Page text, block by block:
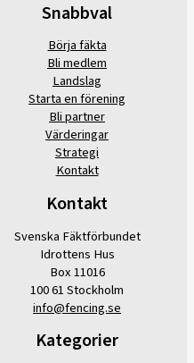
Snabbval
Börja fäkta
Bli medlem
Landslag
Starta en förening
Bli partner
Värderingar
Strategi
Kontakt
Kontakt
Svenska Fäktförbundet
Idrottens Hus
Box 11016
100 61 Stockholm
info@fencing.se
Kategorier